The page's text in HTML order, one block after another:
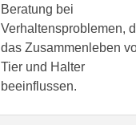
Beratung bei
Verhaltensproblemen,
das Zusammenleben
Tier und Halter
beeinflussen.